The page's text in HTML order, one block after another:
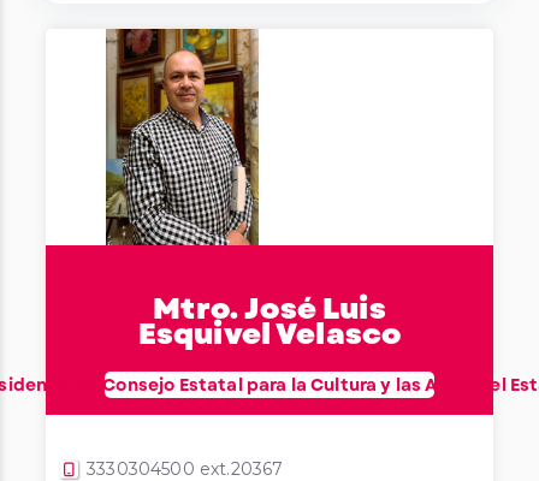
Mtro. José Luis
Esquivel Velasco
del Consejo Estatal para la Cultura y las Artes del
3330304500 ext.20367